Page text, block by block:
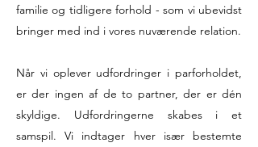
familie og tidligere forhold - som vi ubevidst
bringer med ind i vores nuværende relation.
Når vi oplever udfordringer i parforholdet,
er der ingen af de to partner, der er dén
skyldige. Udfordringerne skabes i et
samspil. Vi indtager hver især bestemte